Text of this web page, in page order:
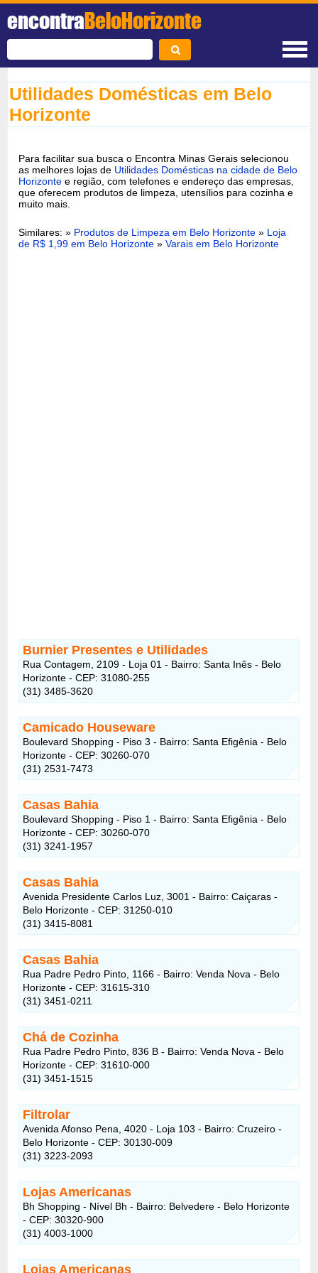
encontraBeloHorizonte
Utilidades Domésticas em Belo
Horizonte
Para facilitar sua busca o Encontra Minas Gerais selecionou
as melhores lojas de Utilidades Domésticas na cidade de Belo
Horizonte e região, com telefones e endereço das empresas,
que oferecem produtos de limpeza, utensílios para cozinha e
muito mais.
Similares: » Produtos de Limpeza em Belo Horizonte » Loja
de R$ 1,99 em Belo Horizonte »Varais em Belo Horizonte
Burnier Presentes e Utilidades
Rua Contagem, 2109 - Loja 01 - Bairro: Santa Inês - Belo
Horizonte - CEP: 31080-255
(31) 3485-3620
Camicado Houseware
Boulevard Shopping - Piso 3 - Bairro: Santa Efigênia - Belo
Horizonte - CEP: 30260-070
(31) 2531-7473
Casas Bahia
Boulevard Shopping - Piso 1 - Bairro: Santa Efigênia - Belo
Horizonte - CEP: 30260-070
(31) 3241-1957
Casas Bahia
Avenida Presidente Carlos Luz, 3001 - Bairro: Caiçaras -
Belo Horizonte - CEP: 31250-010
(31) 3415-8081
Casas Bahia
Rua Padre Pedro Pinto, 1166 - Bairro: Venda Nova - Belo
Horizonte - CEP: 31615-310
(31) 3451-0211
Chá de Cozinha
Rua Padre Pedro Pinto, 836 B - Bairro: Venda Nova - Belo
Horizonte - CEP: 31610-000
(31) 3451-1515
Filtrolar
Avenida Afonso Pena, 4020 - Loja 103 - Bairro: Cruzeiro -
Belo Horizonte - CEP: 30130-009
(31) 3223-2093
Lojas Americanas
Bh Shopping - Nível Bh - Bairro: Belvedere - Belo Horizonte
- CEP: 30320-900
(31) 4003-1000
Lojas Americanas